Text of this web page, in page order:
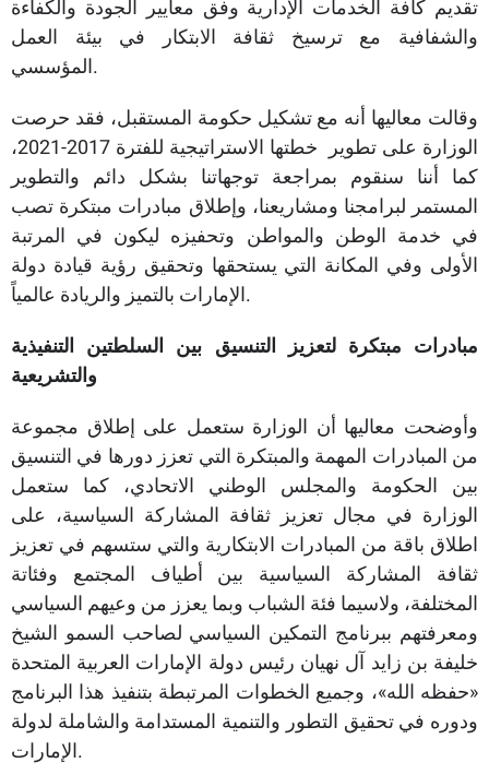
تقديم كافة الخدمات الإدارية وفق معايير الجودة والكفاءة
والشفافية مع ترسيخ ثقافة الابتكار في بيئة العمل
المؤسسي.
وقالت معاليها أنه مع تشكيل حكومة المستقبل، فقد حرصت
الوزارة على تطوير خطتها الاستراتيجية للفترة 2017-2021،
كما أننا سنقوم بمراجعة توجهاتنا بشكل دائم والتطوير
المستمر لبرامجنا ومشاريعنا، وإطلاق مبادرات مبتكرة تصب
في خدمة الوطن والمواطن وتحفيزه ليكون في المرتبة
الأولى وفي المكانة التي يستحقها وتحقيق رؤية قيادة دولة
الإمارات بالتميز والريادة عالمياً.
مبادرات مبتكرة لتعزيز التنسيق بين السلطتين التنفيذية
والتشريعية
وأوضحت معاليها أن الوزارة ستعمل على إطلاق مجموعة
من المبادرات المهمة والمبتكرة التي تعزز دورها في التنسيق
بين الحكومة والمجلس الوطني الاتحادي، كما ستعمل
الوزارة في مجال تعزيز ثقافة المشاركة السياسية، على
اطلاق باقة من المبادرات الابتكارية والتي ستسهم في تعزيز
ثقافة المشاركة السياسية بين أطياف المجتمع وفئاتة
المختلفة، ولاسيما فئة الشباب وبما يعزز من وعيهم السياسي
ومعرفتهم ببرنامج التمكين السياسي لصاحب السمو الشيخ
خليفة بن زايد آل نهيان رئيس دولة الإمارات العربية المتحدة
«حفظه الله»، وجميع الخطوات المرتبطة بتنفيذ هذا البرنامج
ودوره في تحقيق التطور والتنمية المستدامة والشاملة لدولة
الإمارات.